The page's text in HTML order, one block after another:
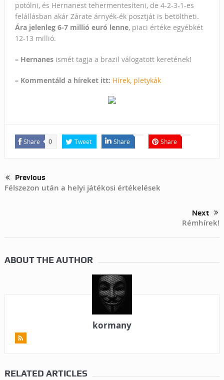
potólni, és Hernanest tehermentesíteni, de 4-2-3-1-es
felállásban akár Zárate árnyék-ék posztját is betöltheti.
Ára jelenleg 6-7 millió euró lenne, piaci értéke egyébkét
12-13 millió.
– Hernanesismét tagja a brazil válogatott keretének!
– Kommentáld a híreket itt: Hírek, pletykák
Share 0 Tweet Share Share
Previous
Félszezon után a helyi játékosi értékelések
Next
Rémhírek!
ABOUT THE AUTHOR
kormany
RELATED ARTICLES